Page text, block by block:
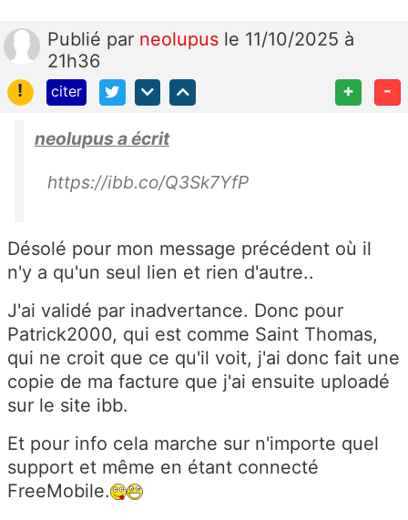
Publié par neolupus le 11/10/2025 à
21h36
!
citer + -
neolupus a écrit
https://ibb.co/Q3Sk7YfP
Désolé pour mon message précédent où il
n'y a qu'un seul lien et rien d'autre..
J'ai validé par inadvertance. Donc pour
Patrick2000, qui est comme Saint Thomas,
qui ne croit que ce qu'il voit, j'ai donc fait une
copie de ma facture que j'ai ensuite uploadé
sur le site ibb.
Et pour info cela marche sur n'importe quel
support et même en étant connecté
FreeMobile.